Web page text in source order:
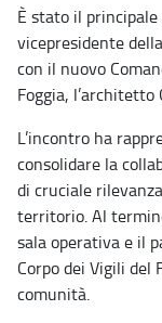
È stato il
vicepresidente
con il nuovo
Foggia, l’architetto
L’incontro ha
consolidare la
di cruciale
territorio. Al
sala operativa e il
Corpo dei Vigili del
comunità.